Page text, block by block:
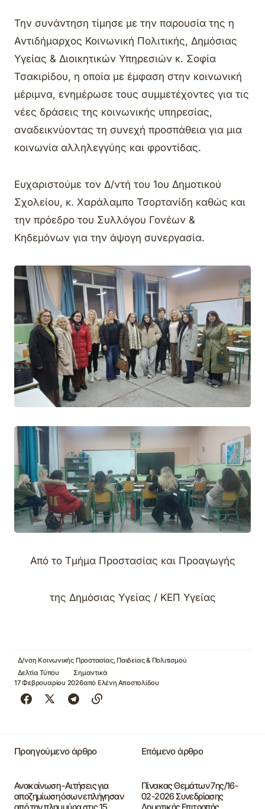
Την συνάντηση τίμησε με την παρουσία της η
Αντιδήμαρχος Κοινωνική Πολιτικής, Δημόσιας
Υγείας & Διοικητικών Υπηρεσιών κ. Σοφία
Τσακιρίδου, η οποία με έμφαση στην κοινωνική
μέριμνα, ενημέρωσε τους συμμετέχοντες για τις
νέες δράσεις της κοινωνικής υπηρεσίας,
αναδεικνύοντας τη συνεχή προσπάθεια για μια
κοινωνία αλληλεγγύης και φροντίδας.
Ευχαριστούμε τον Δ/ντή του 1ου Δημοτικού
Σχολείου, κ. Χαράλαμπο Τσορτανίδη καθώς και
την πρόεδρο του Συλλόγου Γονέων &
Κηδεμόνων για την άψογη συνεργασία.
Από το Τμήμα Προστασίας και Προαγωγής
της Δημόσιας Υγείας / ΚΕΠ Υγείας
Δ/νση Κοινωνικής Προστασίας, Παιδείας & Πολιτισμού
Δελτία Τύπου
Σημαντικά
17 Φεβρουαρίου 2026από Ελένη Αποστολίδου
Προηγούμενο άρθρο
Ανακοίνωση -Αιτήσεις για
αποζημίωση όσων επλήγησαν
από την πλημμύρα στις 15
Επόμενο άρθρο
Πίνακας Θεμάτων 7ης/16-
02-2026 Συνεδρίασης
Δημοτικής Επιτροπής